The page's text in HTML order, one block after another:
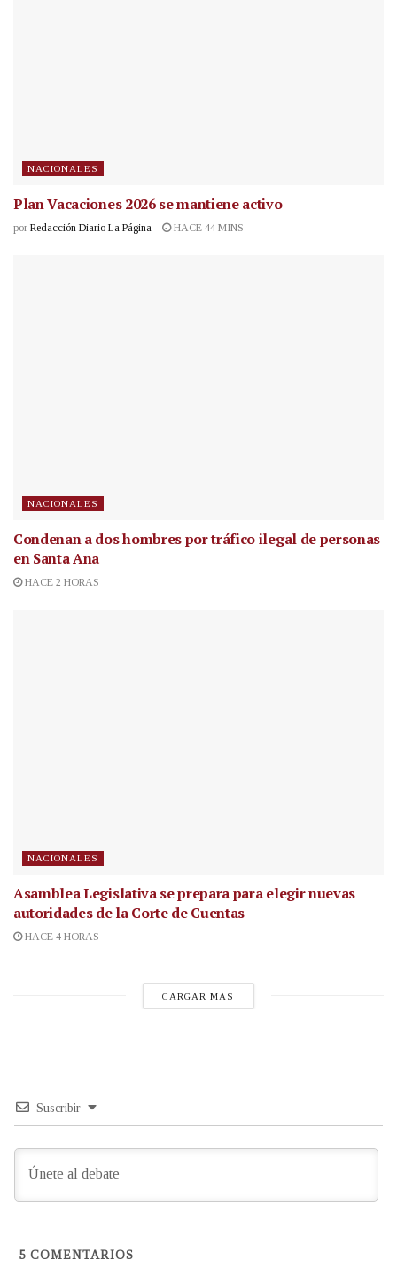
NACIONALES
Plan Vacaciones 2026 se mantiene activo
por Redacción Diario La Página HACE 44 MINS
NACIONALES
Condenan a dos hombres por tráfico ilegal de personas
en Santa Ana
HACE 2 HORAS
NACIONALES
Asamblea Legislativa se prepara para elegir nuevas
autoridades de la Corte de Cuentas
HACE 4 HORAS
CARGAR MÁS
Suscribir
5 COMENTARIOS